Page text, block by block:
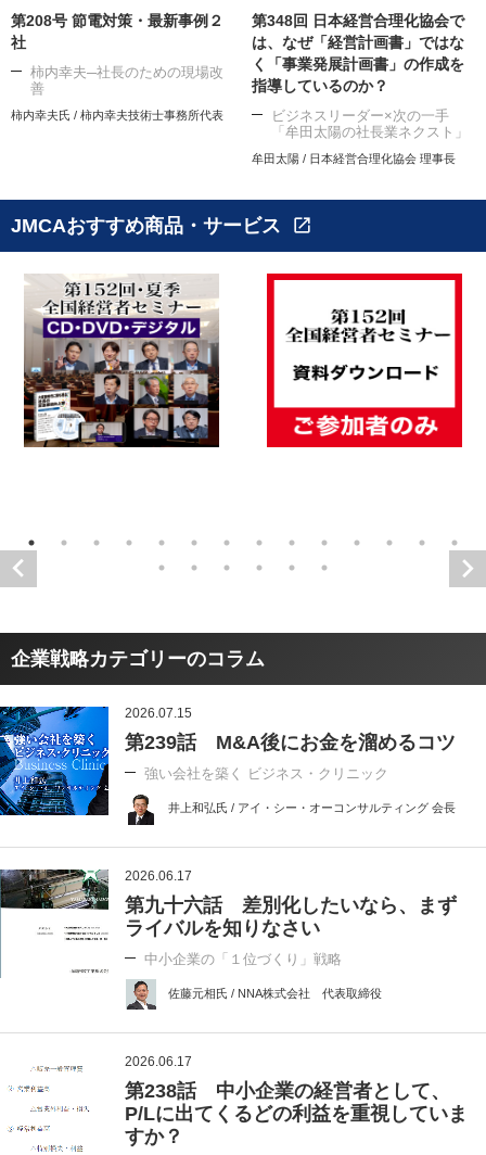
第208号 節電対策・最新事例２
社
柿内幸夫─社長のための現場改
善
柿内幸夫氏 / 柿内幸夫技術士事務所代表
第348回 日本経営合理化協会で
は、なぜ「経営計画書」ではな
く「事業発展計画書」の作成を
指導しているのか？
ビジネスリーダー×次の一手
「牟田太陽の社長業ネクスト」
牟田太陽 / 日本経営合理化協会 理事長
JMCAおすすめ商品・サービス open_in_new
企業戦略カテゴリーのコラム
2026.07.15
第239話 M&A後にお金を溜めるコツ
強い会社を築く ビジネス・クリニック
井上和弘氏 / アイ・シー・オーコンサルティング 会長
2026.06.17
第九十六話 差別化したいなら、まず
ライバルを知りなさい
中小企業の「１位づくり」戦略
佐藤元相氏 / NNA株式会社 代表取締役
2026.06.17
第238話 中小企業の経営者として、
P/Lに出てくるどの利益を重視していま
すか？